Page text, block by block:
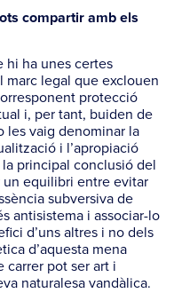
compartir amb els
hi ha unes certes
marc legal que exclouen
protecció
i, per tant, buiden de
les vaig denominar la
i l’apropiació
principal conclusió del
un equilibri entre evitar
subversiva de
antisistema i associar-lo
d’uns altres i no dels
d’aquesta mena
carrer pot ser art i
naturalesa vandàlica.